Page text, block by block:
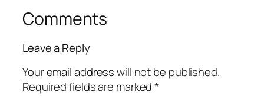
Comments
Leave a Reply
Your email address will not be published.
Required fields are marked*